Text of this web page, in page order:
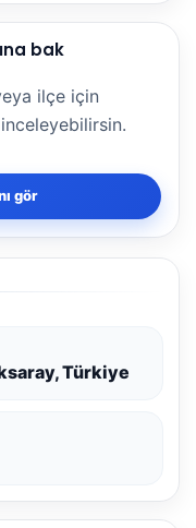
bak
ilçe için
inceleyebilirsin.
gör
Türkiye